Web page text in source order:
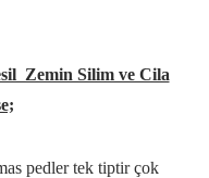
Zemin Silim ve Cila
pedler tek tiptir çok